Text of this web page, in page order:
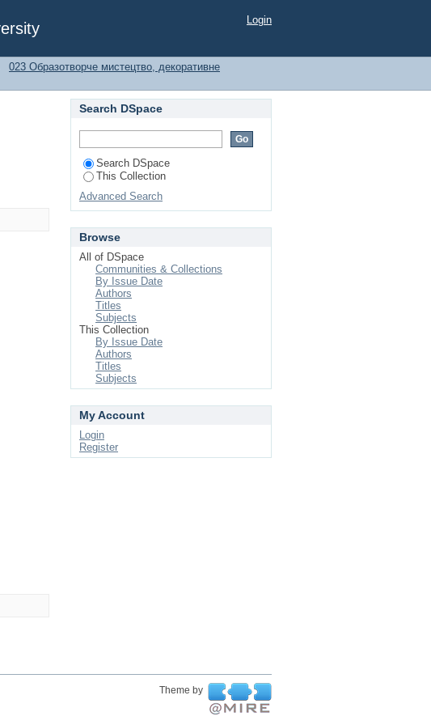
Login
023 Образотворче мистецтво, декоративне
Search DSpace
Search DSpace
This Collection
Advanced Search
Browse
All of DSpace
Communities & Collections
By Issue Date
Authors
Titles
Subjects
This Collection
By Issue Date
Authors
Titles
Subjects
My Account
Login
Register
Theme by